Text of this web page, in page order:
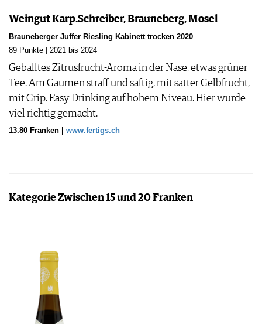
Weingut Karp.Schreiber, Brauneberg, Mosel
Brauneberger Juffer Riesling Kabinett trocken 2020
89 Punkte | 2021 bis 2024
Geballtes Zitrusfrucht-Aroma in der Nase, etwas grüner
Tee. Am Gaumen straff und saftig, mit satter Gelbfrucht,
mit Grip. Easy-Drinking auf hohem Niveau. Hier wurde
viel richtig gemacht.
13.80 Franken | www.fertigs.ch
Kategorie Zwischen 15 und 20 Franken